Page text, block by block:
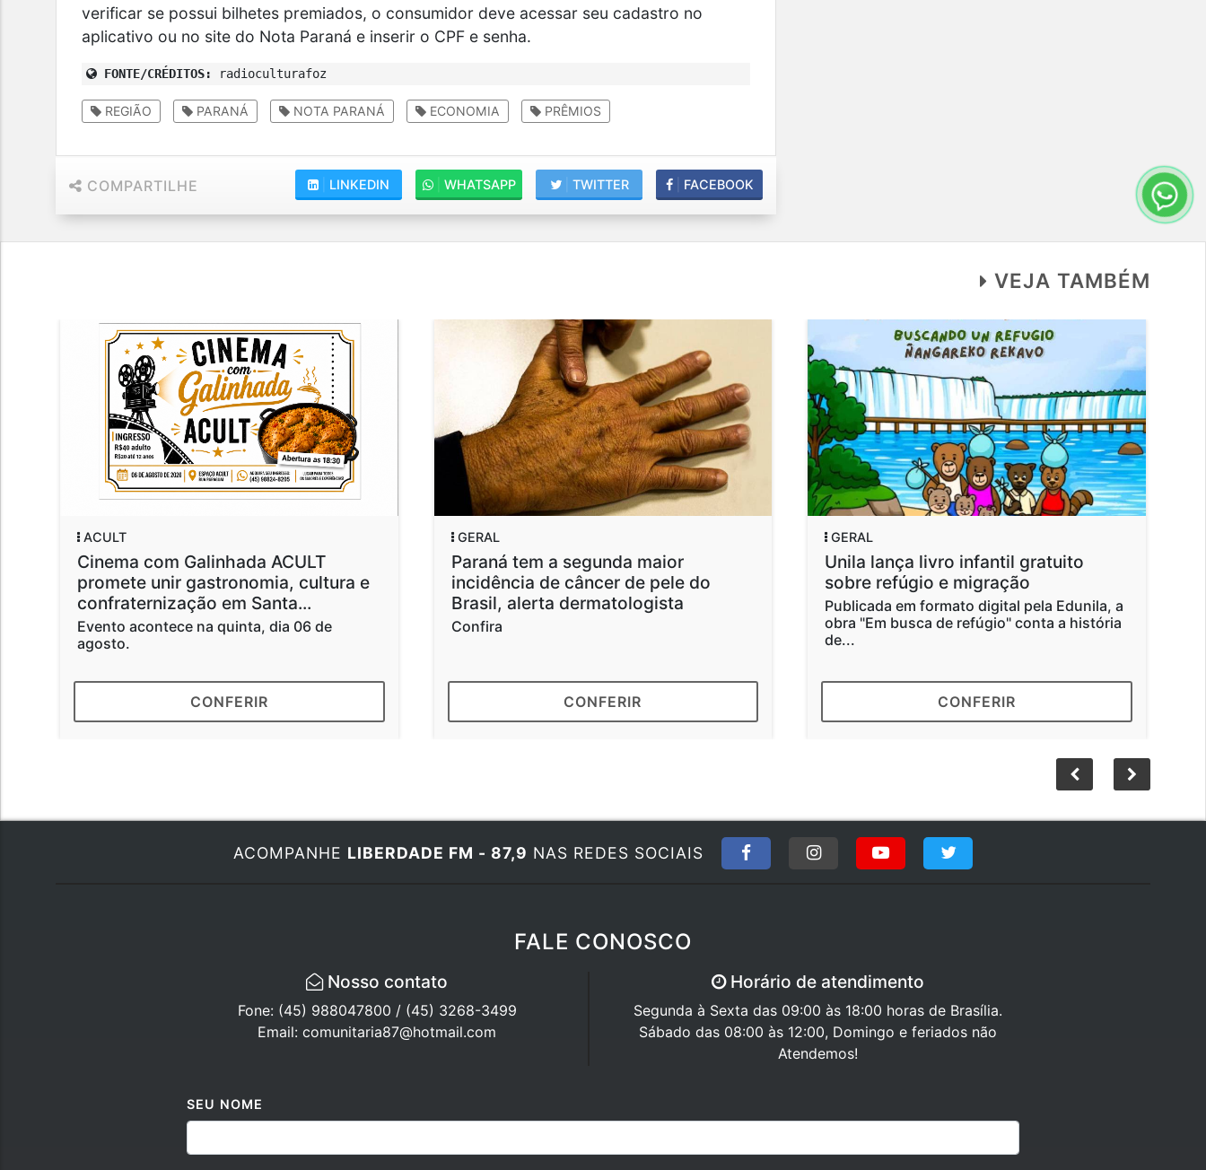
verificar se possui bilhetes premiados, o consumidor deve acessar seu cadastro no
aplicativo ou no site do Nota Paraná e inserir o CPF e senha.
FONTE/CRÉDITOS: radioculturafoz
REGIÃO PARANÁ NOTA PARANÁ ECONOMIA PRÊMIOS
COMPARTILHE FACEBOOK
TWITTER
WHATSAPP
LINKEDIN
VEJA TAMBÉM
ACULT
Cinema com Galinhada ACULT
promete unir gastronomia, cultura e
confraternização em Santa...
Evento acontece na quinta, dia 06 de
agosto.
CONFERIR
GERAL
Paraná tem a segunda maior
incidência de câncer de pele do
Brasil, alerta dermatologista
Confira
CONFERIR
GERAL
Unila lança livro infantil gratuito
sobre refúgio e migração
Publicada em formato digital pela Edunila, a
obra "Em busca de refúgio" conta a história
de...
CONFERIR
ACOMPANHE LIBERDADE FM - 87,9 NAS REDES SOCIAIS
FALE CONOSCO
Nosso contato
Fone: (45) 988047800 / (45) 3268-3499
Email: comunitaria87@hotmail.com
Horário de atendimento
Segunda à Sexta das 09:00 às 18:00 horas de Brasília.
Sábado das 08:00 às 12:00, Domingo e feriados não
Atendemos!
SEU NOME